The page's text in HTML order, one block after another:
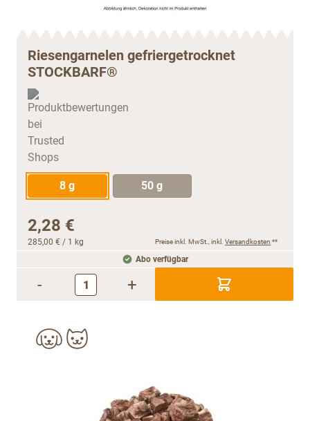
Riesengarnelen gefriergetrocknet
STOCKBARF®
8 g 50 g
2,28 €
285,00 € / 1 kg Preise inkl. MwSt., inkl. Versandkosten **
Abo verfügbar
- +